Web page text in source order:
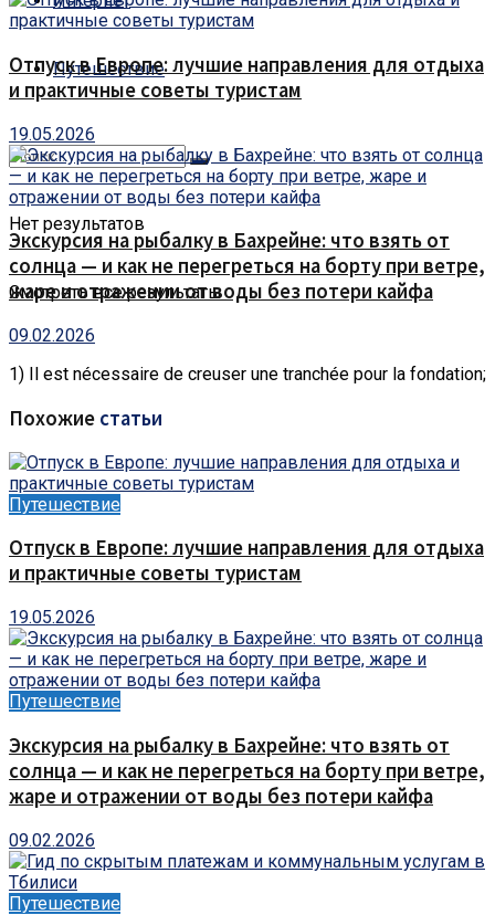
Путешествие
Нет результатов
Смотреть все результаты
Отпуск в Европе: лучшие направления для отдыха
и практичные советы туристам
19.05.2026
Экскурсия на рыбалку в Бахрейне: что взять от
солнца — и как не перегреться на борту при ветре,
жаре и отражении от воды без потери кайфа
09.02.2026
1) Il est nécessaire de creuser une tranchée pour la fondation;
Похожие статьи
Путешествие
Отпуск в Европе: лучшие направления для отдыха
и практичные советы туристам
19.05.2026
Путешествие
Экскурсия на рыбалку в Бахрейне: что взять от
солнца — и как не перегреться на борту при ветре,
жаре и отражении от воды без потери кайфа
09.02.2026
Путешествие